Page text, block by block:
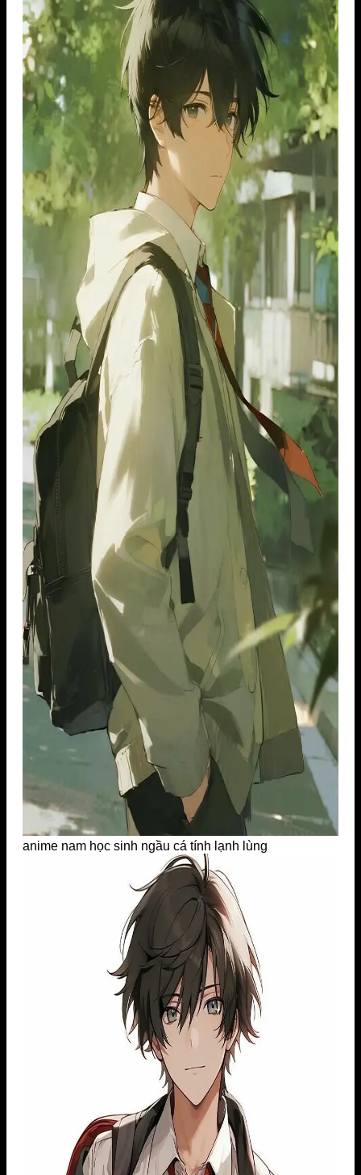
anime nam học sinh ngầu cá tính lạnh lùng